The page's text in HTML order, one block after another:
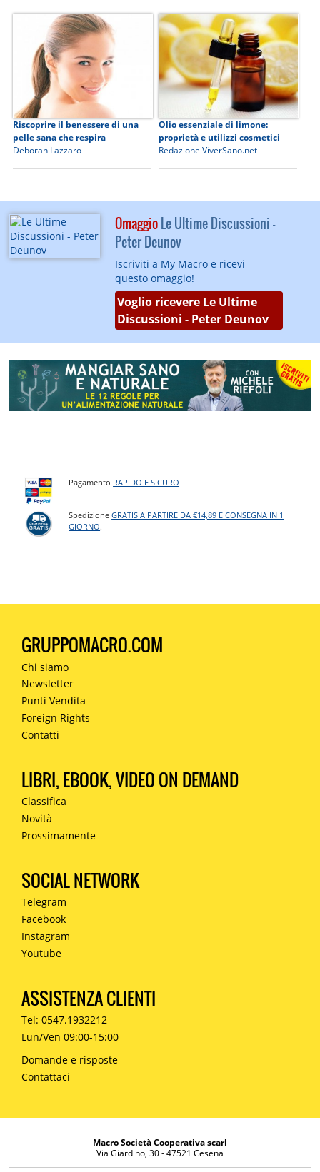
Riscoprire il benessere di una
pelle sana che respira
Deborah Lazzaro
Olio essenziale di limone:
proprietà e utilizzi cosmetici
Redazione ViverSano.net
OmaggioLe Ultime Discussioni -
Peter Deunov
Iscriviti a My Macro e ricevi
questo omaggio!
Voglio ricevere Le Ultime
Discussioni - Peter Deunov
Pagamento RAPIDO E SICURO
SpedizioneGRATIS A PARTIRE DA €14,89 E CONSEGNA IN 1
GIORNO.
GRUPPOMACRO.COM
Chi siamo
Newsletter
Punti Vendita
Foreign Rights
Contatti
LIBRI, EBOOK, VIDEO ON DEMAND
Classifica
Novità
Prossimamente
SOCIAL NETWORK
Telegram
Facebook
Instagram
Youtube
ASSISTENZA CLIENTI
Tel: 0547.1932212
Lun/Ven 09:00-15:00
Domande e risposte
Contattaci
Macro Società Cooperativa scarl
Via Giardino, 30 - 47521 Cesena